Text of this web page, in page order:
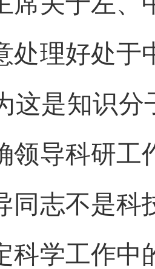
处理好处于
这是知识
领导科研工
同志不是科
科学工作中